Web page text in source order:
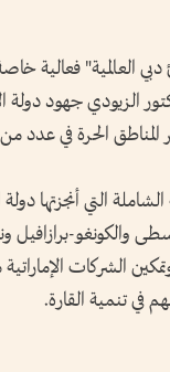
العالمية" فعالية
الزيودي جهود دولة
المناطق الحرة في عدد
الشاملة التي
والكونغو-برازافيل
الشركات
في تنمية القارة.